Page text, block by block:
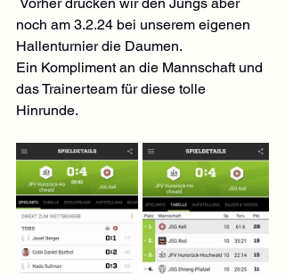
noch am 3.2.24 bei unserem eigenen
Hallenturnier die Daumen.
Ein Kompliment an die Mannschaft und
das Trainerteam für diese tolle
Hinrunde.